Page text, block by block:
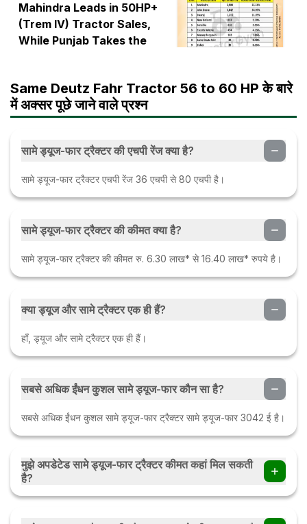
Mahindra Leads in 50HP+
(Trem IV) Tractor Sales,
While Punjab Takes the
6 05 Nov 2024
IV), Punjab Tops State Chart
Same Deutz Fahr Tractor 56 to 60 HP के बारे
में अक्सर पूछे जाने वाले प्रश्न
सामे ड्यूज-फार ट्रैक्टर की एचपी रेंज क्या है?
सामे ड्यूज-फार ट्रैक्टर एचपी रेंज 36 एचपी से 80 एचपी है।
सामे ड्यूज-फार ट्रैक्टर की कीमत क्या है?
सामे ड्यूज-फार ट्रैक्टर की कीमत रु. 6.30 लाख* से 16.40 लाख* रुपये है।
क्या ड्यूज और सामे ट्रैक्टर एक ही हैं?
हाँ, ड्यूज और सामे ट्रैक्टर एक ही हैं।
सबसे अधिक ईंधन कुशल सामे ड्यूज-फार कौन सा है?
सबसे अधिक ईंधन कुशल सामे ड्यूज-फार ट्रैक्टर सामे ड्यूज-फार 3042 ई है।
मुझे अपडेटेड सामे ड्यूज-फार ट्रैक्टर कीमत कहां मिल सकती
है?
ट्रैक्टरज्ञान पर, आप अपडेटेड सामे ड्यूज-फार ट्रैक्टर कीमत पा सकते हैं।